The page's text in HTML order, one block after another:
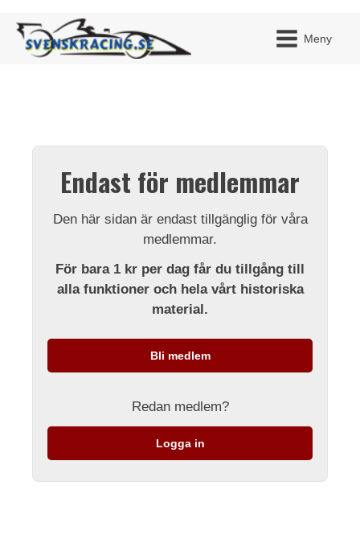
Meny
Endast för medlemmar
Den här sidan är endast tillgänglig för våra
medlemmar.
För bara 1 kr per dag får du tillgång till
alla funktioner och hela vårt historiska
material.
Bli medlem
Redan medlem?
Logga in